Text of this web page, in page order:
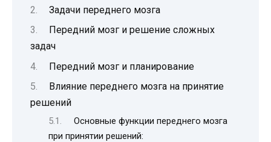
Задачи переднего мозга
Передний мозг и решение сложных
задач
Передний мозг и планирование
Влияние переднего мозга на принятие
решений
Основные функции переднего мозга
при принятии решений: